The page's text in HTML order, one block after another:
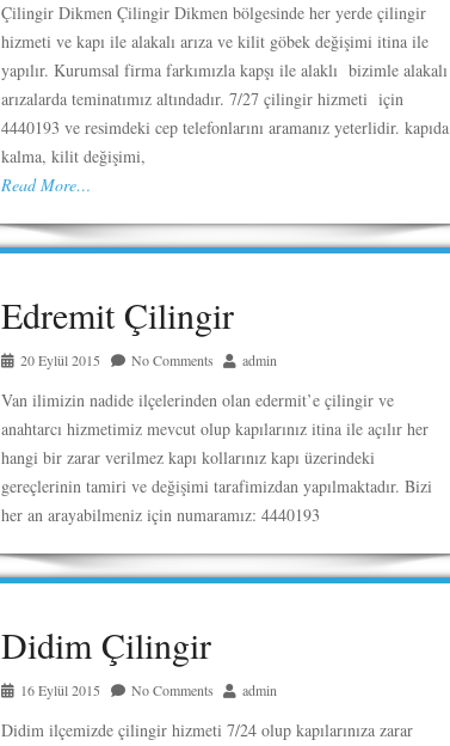
Çilingir Dikmen Çilingir Dikmen bölgesinde her yerde çilingir
hizmeti ve kapı ile alakalı arıza ve kilit göbek değişimi itina ile
yapılır. Kurumsal firma farkımızla kapşı ile alaklı bizimle alakalı
arızalarda teminatımız altındadır. 7/27 çilingir hizmeti için
4440193 ve resimdeki cep telefonlarını aramanız yeterlidir. kapıda
kalma, kilit değişimi,
Read More…
Edremit Çilingir
20 Eylül 2015 No Comments admin
Van ilimizin nadide ilçelerinden olan edermit’e çilingir ve
anahtarcı hizmetimiz mevcut olup kapılarınız itina ile açılır her
hangi bir zarar verilmez kapı kollarınız kapı üzerindeki
gereçlerinin tamiri ve değişimi tarafimizdan yapılmaktadır. Bizi
her an arayabilmeniz için numaramız: 4440193
Didim Çilingir
16 Eylül 2015 No Comments admin
Didim ilçemizde çilingir hizmeti 7/24 olup kapılarınıza zarar